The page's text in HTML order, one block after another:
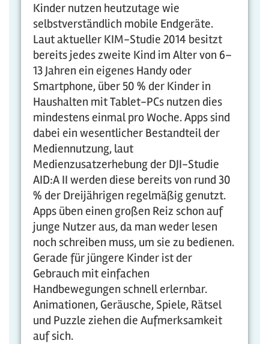
Kinder nutzen heutzutage wie
selbstverständlich mobile Endgeräte.
Laut aktueller KIM-Studie 2014 besitzt
bereits jedes zweite Kind im Alter von 6–
13 Jahren ein eigenes Handy oder
Smartphone, über 50 % der Kinder in
Haushalten mit Tablet-PCs nutzen dies
mindestens einmal pro Woche. Apps sind
dabei ein wesentlicher Bestandteil der
Mediennutzung, laut
Medienzusatzerhebung der DJI-Studie
AID:A II werden diese bereits von rund 30
% der Dreijährigen regelmäßig genutzt.
Apps üben einen großen Reiz schon auf
junge Nutzer aus, da man weder lesen
noch schreiben muss, um sie zu bedienen.
Gerade für jüngere Kinder ist der
Gebrauch mit einfachen
Handbewegungen schnell erlernbar.
Animationen, Geräusche, Spiele, Rätsel
und Puzzle ziehen die Aufmerksamkeit
auf sich.